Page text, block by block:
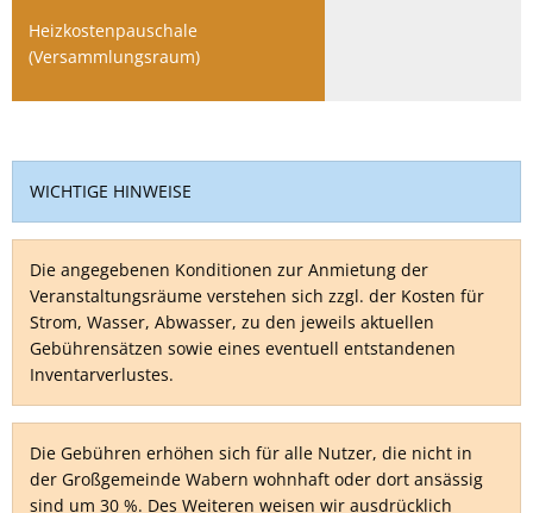
Heizkostenpauschale
(Versammlungsraum)
WICHTIGE HINWEISE
Die angegebenen Konditionen zur Anmietung der
Veranstaltungsräume verstehen sich zzgl. der Kosten für
Strom, Wasser, Abwasser, zu den jeweils aktuellen
Gebührensätzen sowie eines eventuell entstandenen
Inventarverlustes.
Die Gebühren erhöhen sich für alle Nutzer, die nicht in
der Großgemeinde Wabern wohnhaft oder dort ansässig
sind um 30 %. Des Weiteren weisen wir ausdrücklich